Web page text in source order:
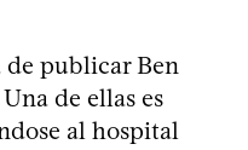
de publicar Ben
de ellas es
al hospital